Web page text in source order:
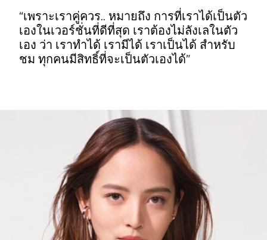
“เพราะเราคู่ควร.. หมายถึง การที่เราได้เป็นตัว
เองในเวอร์ชั่นที่ดีที่สุด เราต้องไม่ลังเลในตัว
เอง ว่า เราทำได้ เรามีได้ เราเป็นได้ สำหรับ
ชม ทุกคนมีสิทธิ์ที่จะเป็นตัวเองได้”